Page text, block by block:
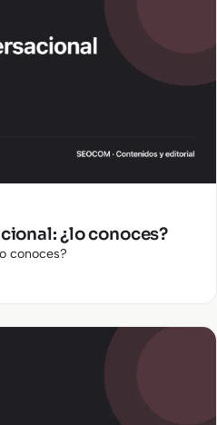
¿lo conoces?
conoces?